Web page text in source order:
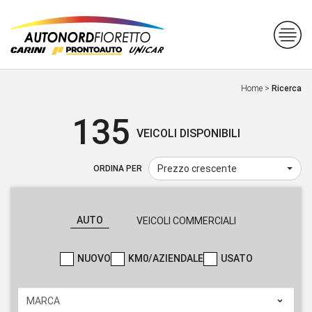
Home > Ricerca
135 VEICOLI DISPONIBILI
ORDINA PER Prezzo crescente
AUTO VEICOLI COMMERCIALI
NUOVO KM0/AZIENDALE USATO